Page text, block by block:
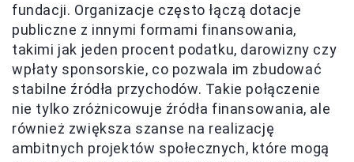
fundacji. Organizacje często łączą dotacje
publiczne z innymi formami finansowania,
takimi jak jeden procent podatku, darowizny czy
wpłaty sponsorskie, co pozwala im zbudować
stabilne źródła przychodów. Takie połączenie
nie tylko zróżnicowuje źródła finansowania, ale
również zwiększa szanse na realizację
ambitnych projektów społecznych, które mogą